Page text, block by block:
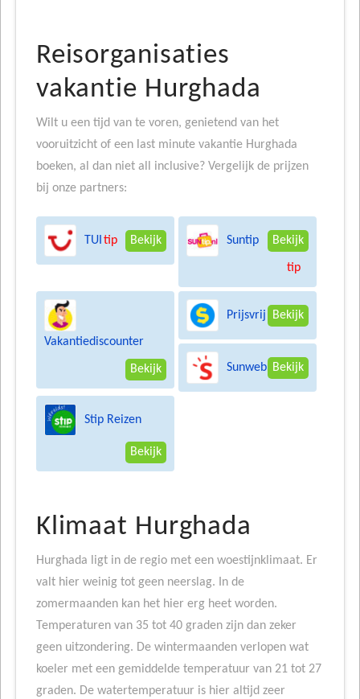
Reisorganisaties
vakantie Hurghada
Wilt u een tijd van te voren, genietend van het
vooruitzicht of een last minute vakantie Hurghada
boeken, al dan niet all inclusive? Vergelijk de prijzen
bij onze partners:
TUI Bekijk
tip Suntip Bekijk
tip
Vakantiediscounter
Bekijk
Prijsvrij Bekijk
Sunweb Bekijk
Stip Reizen
Bekijk
Klimaat Hurghada
Hurghada ligt in de regio met een woestijnklimaat. Er
valt hier weinig tot geen neerslag. In de
zomermaanden kan het hier erg heet worden.
Temperaturen van 35 tot 40 graden zijn dan zeker
geen uitzondering. De wintermaanden verlopen wat
koeler met een gemiddelde temperatuur van 21 tot 27
graden. De watertemperatuur is hier altijd zeer